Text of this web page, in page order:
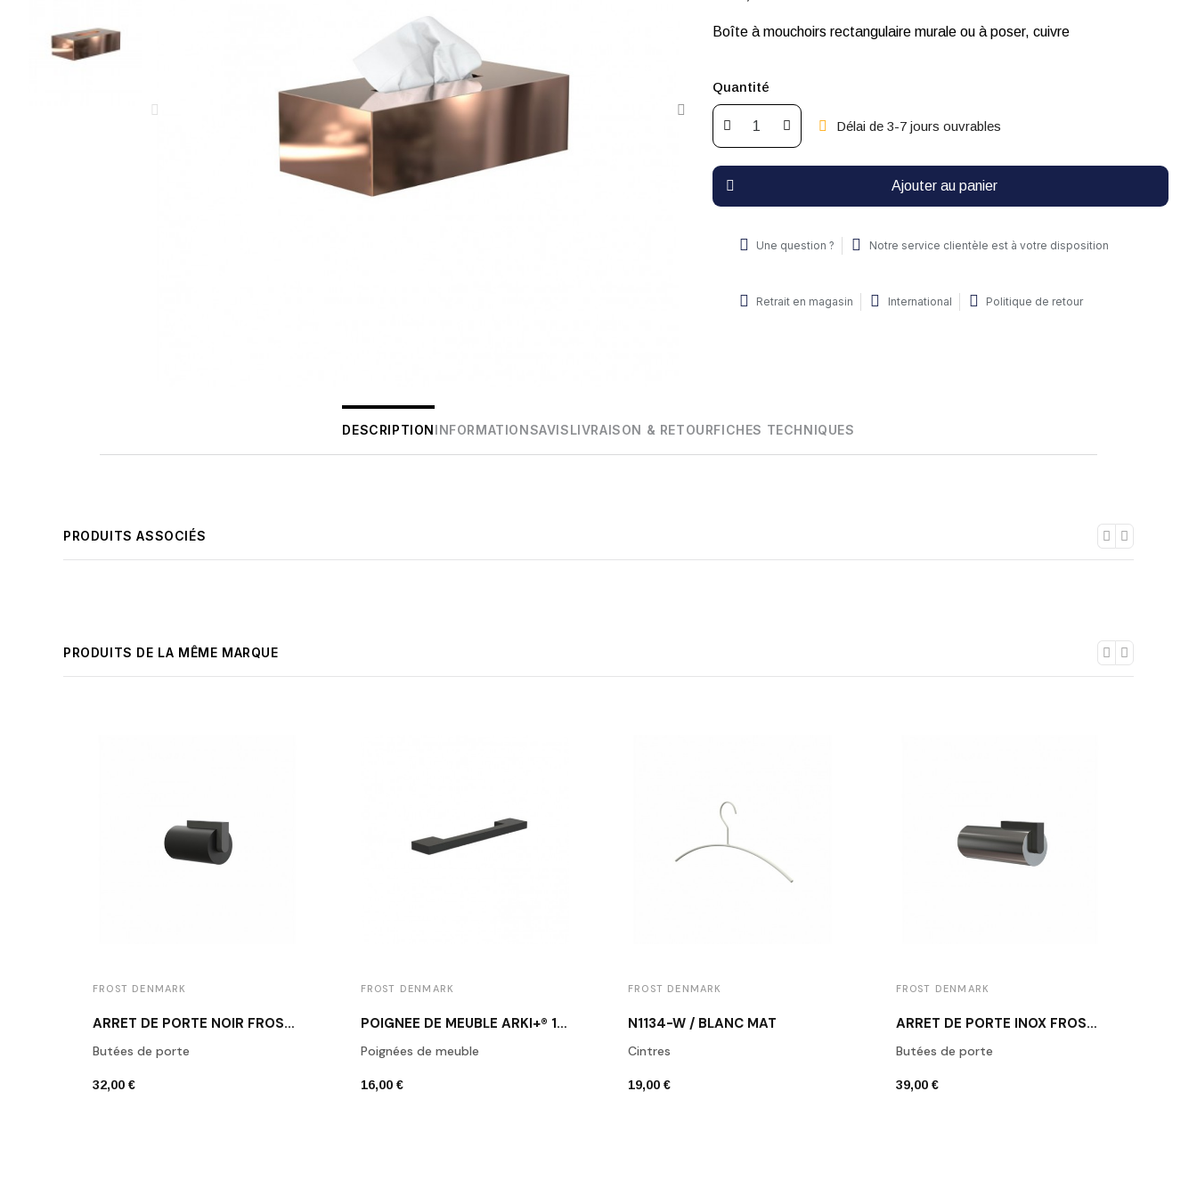
Boîte à mouchoirs rectangulaire murale ou à poser, cuivre
Quantité
Délai de 3-7 jours ouvrables
Ajouter au panier
Une question ? Notre service clientèle est à votre disposition
Retrait en magasin International Politique de retour
DESCRIPTIONINFORMATIONSAVISLIVRAISON & RETOURFICHES TECHNIQUES
PRODUITS ASSOCIÉS
PRODUITS DE LA MÊME MARQUE
FROST DENMARK
ARRÊT DE PORTE NOIR FROST N1931B
Butées de porte
32,00 €
FROST DENMARK
POIGNÉE DE MEUBLE ARKI+® 160 NOIR MAT
Poignées de meuble
16,00 €
FROST DENMARK
N1134-W / BLANC MAT
Cintres
19,00 €
FROST DENMARK
ARRÊT DE PORTE INOX FROST N1931-1
Butées de porte
39,00 €